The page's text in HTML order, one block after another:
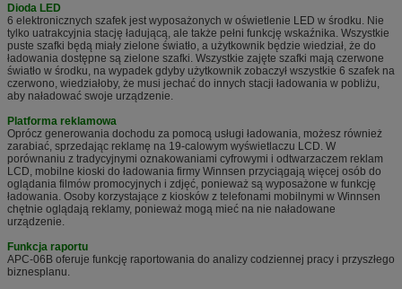
Dioda LED
6 elektronicznych szafek jest wyposażonych w oświetlenie LED w środku. Nie
tylko uatrakcyjnia stację ładującą, ale także pełni funkcję wskaźnika. Wszystkie
puste szafki będą miały zielone światło, a użytkownik będzie wiedział, że do
ładowania dostępne są zielone szafki. Wszystkie zajęte szafki mają czerwone
światło w środku, na wypadek gdyby użytkownik zobaczył wszystkie 6 szafek na
czerwono, wiedziałoby, że musi jechać do innych stacji ładowania w pobliżu,
aby naładować swoje urządzenie.
Platforma reklamowa
Oprócz generowania dochodu za pomocą usługi ładowania, możesz również
zarabiać, sprzedając reklamę na 19-calowym wyświetlaczu LCD. W
porównaniu z tradycyjnymi oznakowaniami cyfrowymi i odtwarzaczem reklam
LCD, mobilne kioski do ładowania firmy Winnsen przyciągają więcej osób do
oglądania filmów promocyjnych i zdjęć, ponieważ są wyposażone w funkcję
ładowania. Osoby korzystające z kiosków z telefonami mobilnymi w Winnsen
chętnie oglądają reklamy, ponieważ mogą mieć na nie naładowane
urządzenie.
Funkcja raportu
APC-06B oferuje funkcję raportowania do analizy codziennej pracy i przyszłego
biznesplanu.